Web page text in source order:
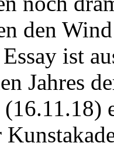
den
ist
Jahres